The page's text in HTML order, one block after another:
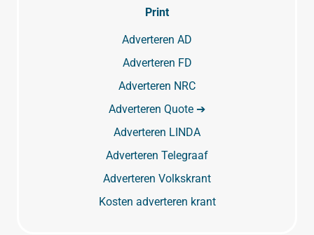
Print
Adverteren AD
Adverteren FD
Adverteren NRC
Adverteren Quote ➔
Adverteren LINDA
Adverteren Telegraaf
Adverteren Volkskrant
Kosten adverteren krant